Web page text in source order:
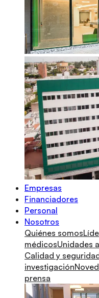
Empresas
Financiadores
Personal
Nosotros
Quiénes somos
médicosUnidades
Calidad y
investigación
prensa